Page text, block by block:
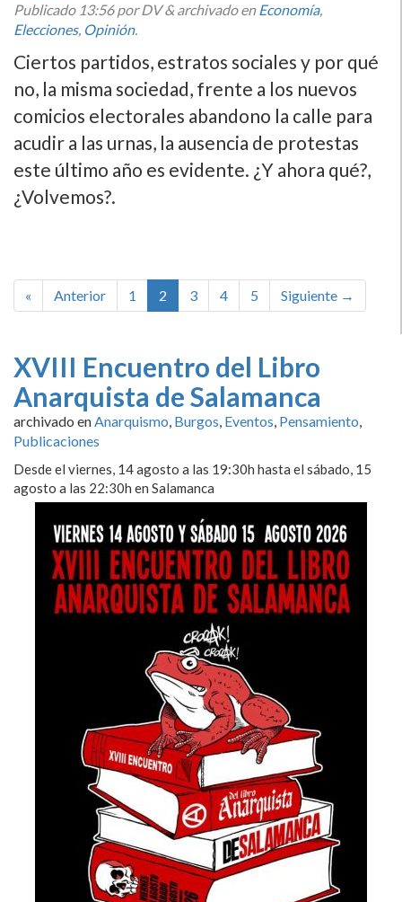
Publicado 13:56por DV&archivado enEconomí­a,
Elecciones, Opinión.
Ciertos partidos, estratos sociales y por qué
no, la misma sociedad, frente a los nuevos
comicios electorales abandono la calle para
acudir a las urnas, la ausencia de protestas
este último año es evidente. ¿Y ahora qué?,
¿Volvemos?.
« Anterior 1 2 3 4 5 Siguiente →
XVIII Encuentro del Libro
Anarquista de Salamanca
archivado enAnarquismo, Burgos, Eventos, Pensamiento,
Publicaciones
Desde el viernes, 14 agosto a las 19:30h hasta el sábado, 15
agosto a las 22:30h en Salamanca